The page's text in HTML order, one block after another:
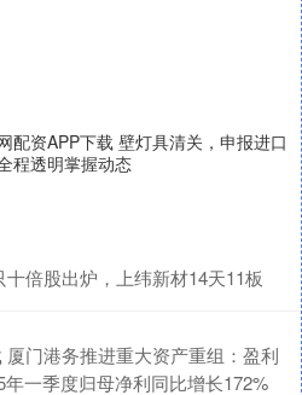
配资APP下载 壁灯具清关，申报进口
程透明掌握动态
倍股出炉，上纬新材14天11板
门港务推进重大资产重组：盈利
一季度归母净利同比增长172%